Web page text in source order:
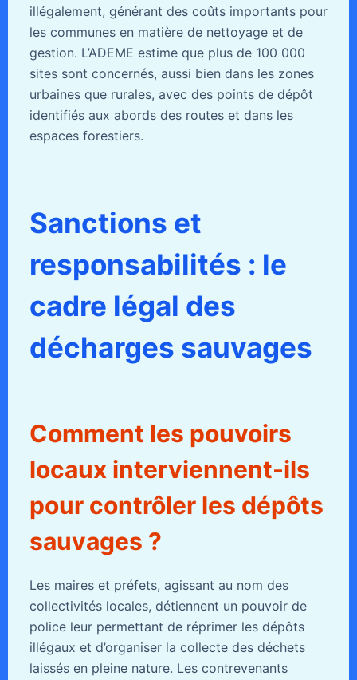
illégalement, générant des coûts importants pour
les communes en matière de nettoyage et de
gestion. L’ADEME estime que plus de 100 000
sites sont concernés, aussi bien dans les zones
urbaines que rurales, avec des points de dépôt
identifiés aux abords des routes et dans les
espaces forestiers.
Sanctions et
responsabilités : le
cadre légal des
décharges sauvages
Comment les pouvoirs
locaux interviennent-ils
pour contrôler les dépôts
sauvages ?
Les maires et préfets, agissant au nom des
collectivités locales, détiennent un pouvoir de
police leur permettant de réprimer les dépôts
illégaux et d’organiser la collecte des déchets
laissés en pleine nature. Les contrevenants